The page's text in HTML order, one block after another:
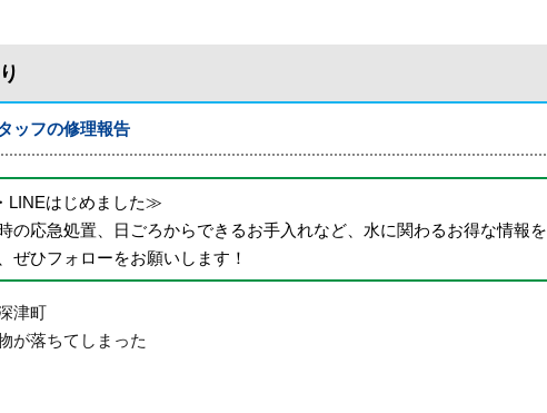
ッフの修理報告
LINEはじめました≫
の応急処置、日ごろからできるお手入れなど、水に関わるお得な情報を
ぜひフォローをお願いします！
津町
が落ちてしまった